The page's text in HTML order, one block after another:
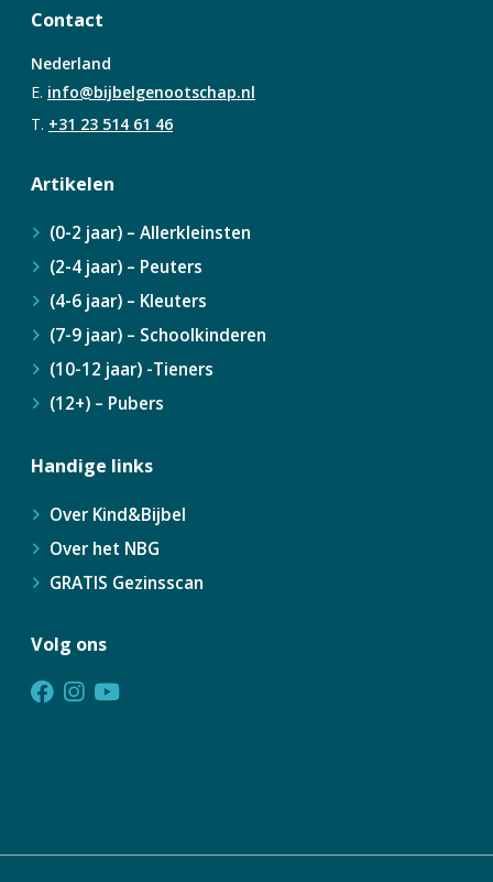
Contact
Nederland
E. info@bijbelgenootschap.nl
T. +31 23 514 61 46
Artikelen
(0-2 jaar) – Allerkleinsten
(2-4 jaar) – Peuters
(4-6 jaar) – Kleuters
(7-9 jaar) – Schoolkinderen
(10-12 jaar) -Tieners
(12+) – Pubers
Handige links
Over Kind&Bijbel
Over het NBG
GRATIS Gezinsscan
Volg ons